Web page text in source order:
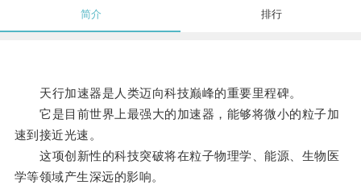
简介 排行
天行加速器是人类迈向科技巅峰的重要里程碑。
它是目前世界上最强大的加速器，能够将微小的粒子加
速到接近光速。
这项创新性的科技突破将在粒子物理学、能源、生物医
学等领域产生深远的影响。